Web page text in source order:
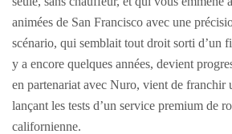
animées de San Francisco avec une
scénario, qui semblait tout droit sorti d’un
y a encore quelques années, devient
en partenariat avec Nuro, vient de franchir
lançant les tests d’un service premium de
californienne.